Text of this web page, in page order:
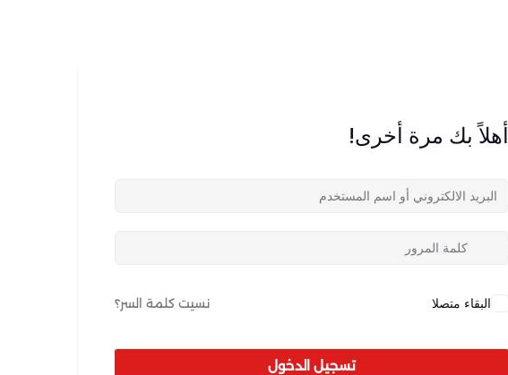
أهلاً بك مرة أخرى!
البقاء متصلا نسيت كلمة السر؟
تسجيل الدخول
Remember me
Lost your password?